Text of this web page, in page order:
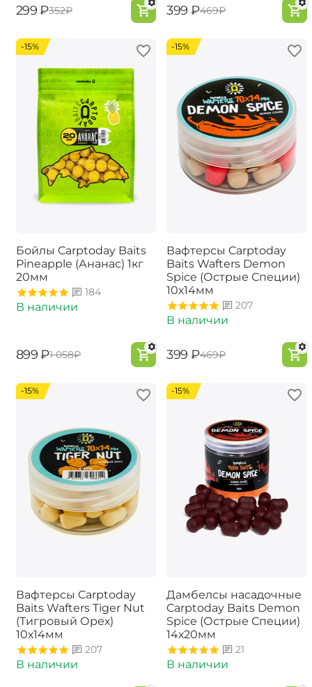
‍299‍ ₽‍352‍₽ ‍399‍ ₽‍469‍₽
-15%
Бойлы Carptoday Baits
Pineapple (Ананас) 1кг
20мм
184
В наличии
‍899‍ ₽‍1 058‍₽
-15%
Вафтерсы Carptoday
Baits Wafters Demon
Spice (Острые Специи)
10х14мм
207
В наличии
‍399‍ ₽‍469‍₽
-15%
Вафтерсы Carptoday
Baits Wafters Tiger Nut
(Тигровый Орех)
10х14мм
207
В наличии
-15%
Дамбелсы насадочные
Carptoday Baits Demon
Spice (Острые Специи)
14х20мм
21
В наличии